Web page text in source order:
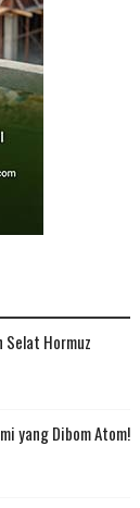
Hormuz
yang Dibom Atom!